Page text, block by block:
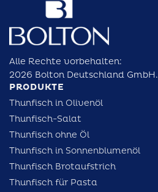
Alle Rechte vorbehalten:
2026 Bolton Deutschland GmbH.
PRODUKTE
Thunfisch in Olivenöl
Thunfisch-Salat
Thunfisch ohne Öl
Thunfisch in Sonnenblumenöl
Thunfisch Brotaufstrich
Thunfisch für Pasta